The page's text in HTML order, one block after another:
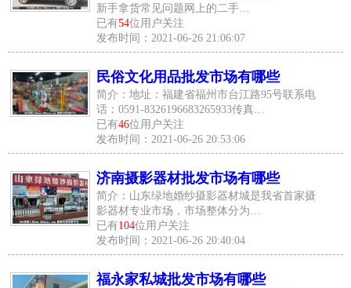
新手拿货常见问题网上的二手…
已有54位用户关注
发布时间：2021-06-26 21:06:07
民俗文化用品批发市场有哪些
简介：地址：福建省福州市台江路95号联系电
话：0591-8326196683265933传真…
已有46位用户关注
发布时间：2021-06-26 20:53:06
济南摄影器材批发市场有哪些
简介：山东绿地婚纱摄影器材城是我省首家摄
影器材专业市场，市场整体分为…
已有104位用户关注
发布时间：2021-06-26 20:40:04
福永家私城批发市场有哪些